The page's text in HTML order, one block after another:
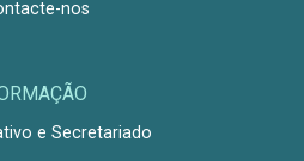
nos
e Secretariado